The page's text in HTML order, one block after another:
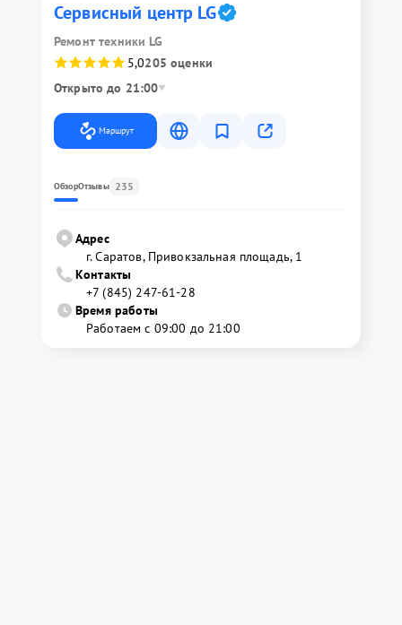
Сервисный центр LG
Ремонт техники LG
5,0205 оценки
Открыто до 21:00
Маршрут
ОбзорОтзывы 235
Адрес
г. Саратов, Привокзальная площадь, 1
Контакты
+7 (845) 247-61-28
Время работы
Работаем с 09:00 до 21:00